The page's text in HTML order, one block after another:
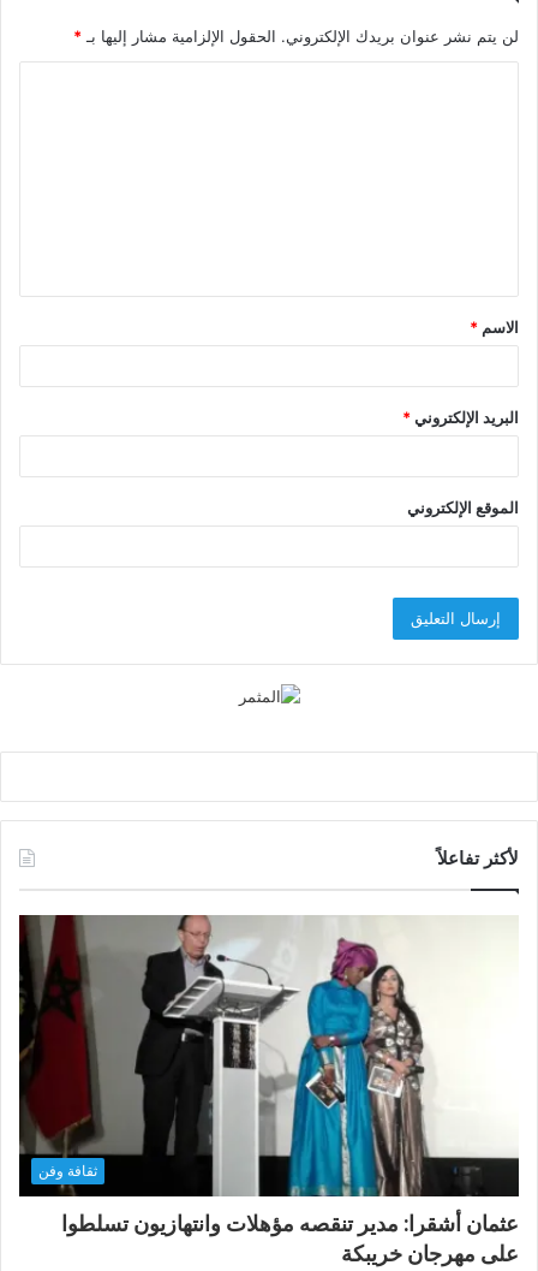
لن يتم نشر عنوان بريدك الإلكتروني. الحقول الإلزامية مشار إليها بـ *
ق
*
الاسم *
البريد الإلكتروني*
الموقع الإلكتروني
لأكثر تفاعلاً
ثقافة وفن
عثمان أشقرا: مدير تنقصه مؤهلات وانتهازيون تسلطوا
على مهرجان خريبكة